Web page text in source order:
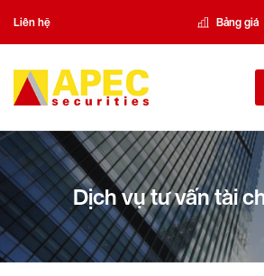
Liên hệ Bảng giá
Dịch vụ tư vấn tài